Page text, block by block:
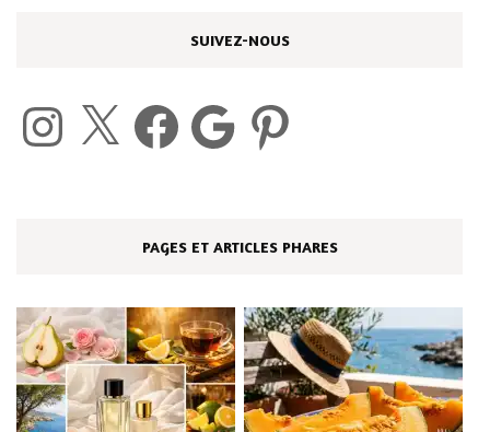
SUIVEZ-NOUS
Instagram Facebook Google Pinterest
PAGES ET ARTICLES PHARES